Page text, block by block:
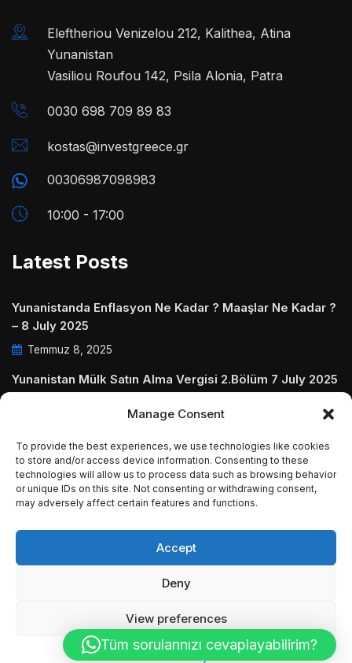
Manage Consent
To provide the best experiences, we use technologies like cookies
to store and/or access device information. Consenting to these
technologies will allow us to process data such as browsing behavior
or unique IDs on this site. Not consenting or withdrawing consent,
may adversely affect certain features and functions.
Accept
Deny
View preferences
Eleftheriou Venizelou 212, Kalithea, Atina
Yunanistan
Vasiliou Roufou 142, Psila Alonia, Patra
0030 698 709 89 83
kostas@investgreece.gr
00306987098983
10:00 - 17:00
Latest Posts
Yunanistanda Enflasyon Ne Kadar ? Maaşlar Ne Kadar ?
– 8 July 2025
Temmuz 8, 2025
Yunanistan Mülk Satın Alma Vergisi 2.Bölüm 7 July 2025
July 2025
Temmuz 5, 2025
© Copyright 2009 - 2025 InvestGreece. All Rights
Tüm sorularınızı cevaplayabilirim?